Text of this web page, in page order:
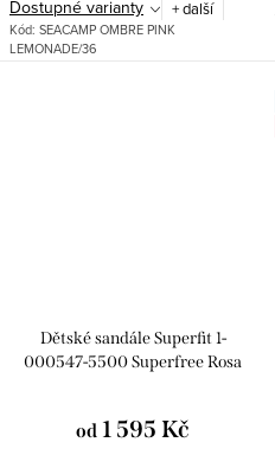
Dostupné varianty + další
Kód: SEACAMP OMBRE PINK
LEMONADE/36
Dětské sandále Superfit 1-
000547-5500 Superfree Rosa
od 1 595 Kč